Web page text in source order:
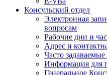
Консульский отдел
Электронная
вопросам
Рабочие дни и
Адрес и
Часто
Информация для
Генеральное